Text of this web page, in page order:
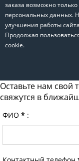
заказа возможно
персональных данных.
улучшения работы
Продолжая
cookie.
Оставьте нам
свяжутся в
ФИО * :